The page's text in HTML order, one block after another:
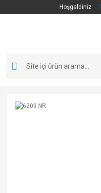
Hoşgeldiniz